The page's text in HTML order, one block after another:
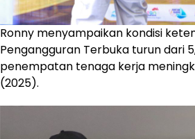
Ronny menyampaikan kondisi
Pengangguran Terbuka turun dari
penempatan tenaga kerja
(2025).